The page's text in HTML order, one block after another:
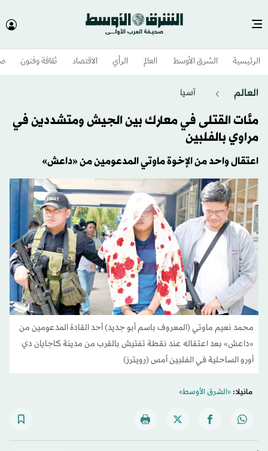
الرئيسية الشرق الأوسط​ العالم الرأي الاقتصاد ثقافة وفنون
العالم آسيا
مئات القتلى في معارك بين الجيش ومتشددين في
مراوي بالفلبين
اعتقال واحد من الإخوة ماوتي المدعومين من «داعش»
محمد نعيم ماوتي (المعروف باسم أبو جديد) أحد القادة المدعومين من
«داعش» بعد اعتقاله عند نقطة تفتيش بالقرب من مدينة كاجايان دي
أورو الساحلية في الفلبين أمس (رويترز)
مانيلا:«الشرق الأوسط»